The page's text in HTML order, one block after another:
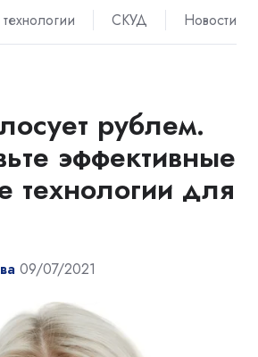
СКУД Новости
рублем.
эффективные
технологии для
09/07/2021